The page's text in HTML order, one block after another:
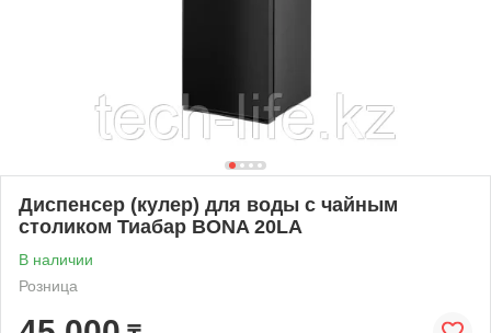
Диспенсер (кулер) для воды с чайным
столиком Тиабар BONA 20LA
В наличии
Розница